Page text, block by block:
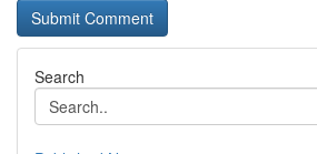
Search